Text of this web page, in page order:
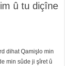
û tu diçîne
dihat Qamişlo min
min sûde ji şîret û